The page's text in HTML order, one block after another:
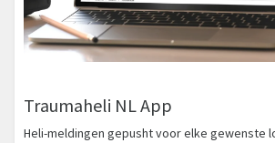
Traumaheli NL App
Heli-meldingen gepusht voor elke gewenste